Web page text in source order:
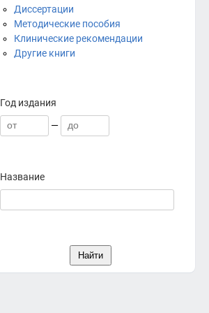
Диссертации
Методические пособия
Клинические рекомендации
Другие книги
Год издания
—
Название